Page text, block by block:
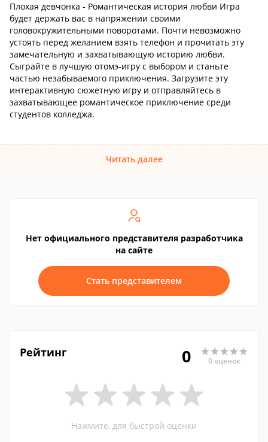
Плохая девчонка - Романтическая история любви Игра
будет держать вас в напряжении своими
головокружительными поворотами. Почти невозможно
устоять перед желанием взять телефон и прочитать эту
замечательную и захватывающую историю любви.
Сыграйте в лучшую отомэ-игру с выбором и станьте
частью незабываемого приключения. Загрузите эту
интерактивную сюжетную игру и отправляйтесь в
захватывающее романтическое приключение среди
студентов колледжа.
Читать далее
Нет официального представителя разработчика
на сайте
Стать представителем
Рейтинг 0 0 оценок
Нажмите, для быстрой оценки